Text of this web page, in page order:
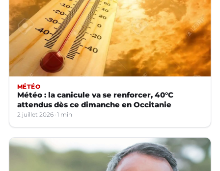
MÉTÉO
Météo : la canicule va se renforcer, 40°C
attendus dès ce dimanche en Occitanie
2 juillet 2026 1 min